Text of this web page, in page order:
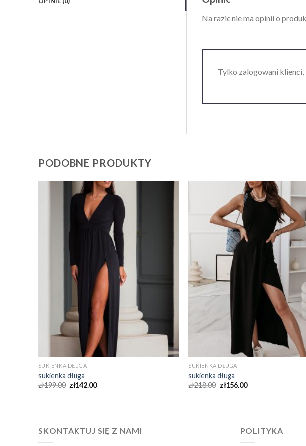
Na razie nie ma opinii o
Tylko zalogowani
PODOBNE PRODUKTY
SUKIENKA DŁUGA
sukienka długa
zł199.00 zł142.00
SUKIENKA DŁUGA
sukienka długa
zł218.00 zł156.00
SKONTAKTUJ SIĘ Z NAMI POLITYKA